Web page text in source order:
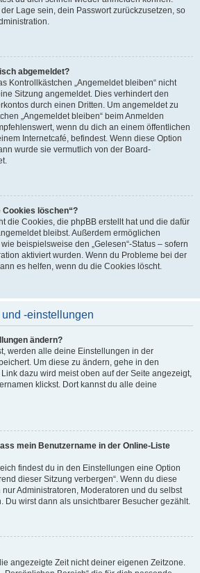
Lage sein, dein Passwort zurückzusetzen, so
abgemeldet?
Kontrollkästchen „Angemeldet bleiben“ nicht
Sitzung angemeldet. Dies verhindert den
durch einen Dritten. Um angemeldet zu
„Angemeldet bleiben“ beim Anmelden
wenn du dich an einem öffentlichen
Internetcafé, befindest. Wenn diese Option
wurde sie vermutlich von der Board-
Cookies löschen“?
die Cookies, die phpBB erstellt hat und die dafür
bleibst. Außerdem ermöglichen
beispielsweise den „Gelesen“-Status – sofern
aktiviert wurden. Wenn du Probleme bei der
es helfen, wenn du die Cookies löscht.
-einstellungen
ändern?
werden alle deine Einstellungen in der
Um diese zu ändern, gehe in den
dazu wird meist oben auf der Seite angezeigt,
klickst. Dort kannst du alle deine
mein Benutzername in der Online-Liste
findest du in den Einstellungen eine Option
dieser Sitzung verbergen“. Wenn du diese
Administratoren, Moderatoren und du selbst
Du wirst dann als unsichtbarer Besucher gezählt.
angezeigte Zeit nicht deiner eigenen Zeitzone.